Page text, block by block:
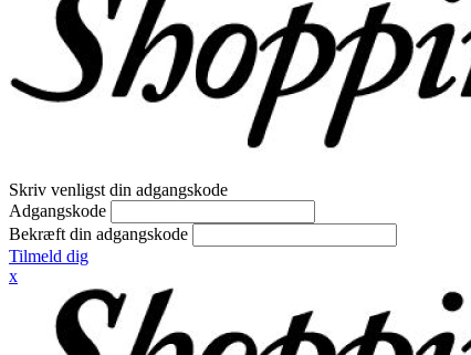
Skriv venligst din adgangskode
Adgangskode
Bekræft din adgangskode
Tilmeld dig
x